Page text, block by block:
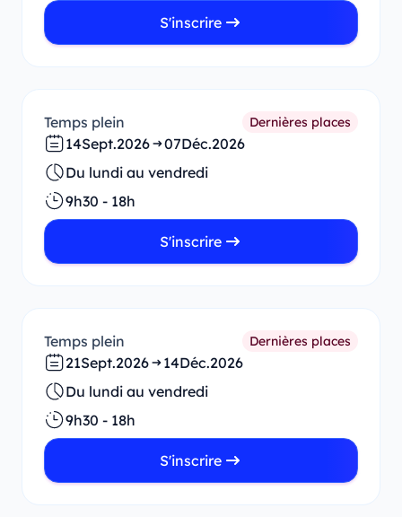
S'inscrire
Temps plein Dernières places
14Sept.2026 07Déc.2026
Du lundi au vendredi
9h30 - 18h
S'inscrire
Temps plein Dernières places
21Sept.2026 14Déc.2026
Du lundi au vendredi
9h30 - 18h
S'inscrire